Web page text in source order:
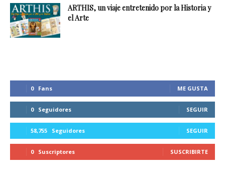
ARTHIS, un viaje entretenido por la Historia y
el Arte
0 Fans ME GUSTA
0 Seguidores SEGUIR
58,755 Seguidores SEGUIR
0 Suscriptores SUSCRIBIRTE